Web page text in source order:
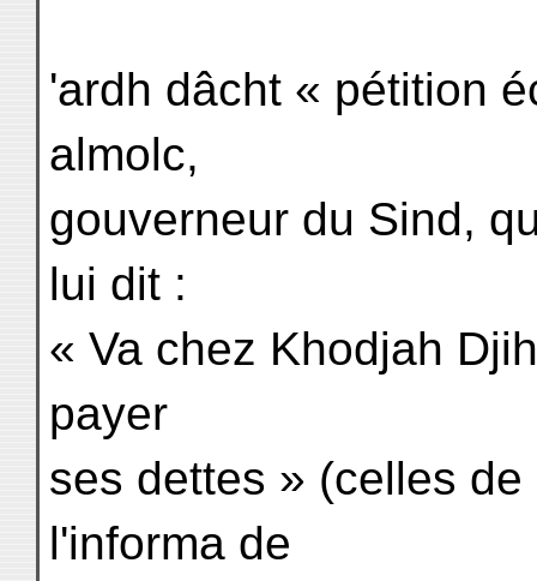
'ardh dâcht « pétition
almolc,
gouverneur du Sind,
lui dit :
« Va chez Khodjah
payer
ses dettes » (celles
l'informa de